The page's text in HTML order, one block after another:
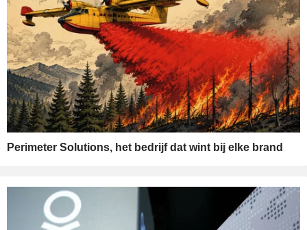
Perimeter Solutions, het bedrijf dat wint bij elke brand